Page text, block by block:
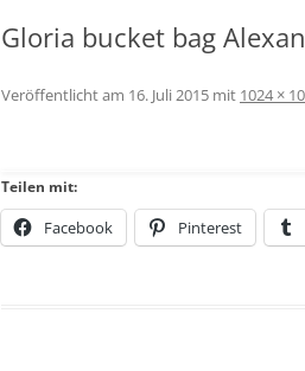
Gloria bucket bag
Veröffentlicht am 16. Juli 2015 mit 1024 ×
Teilen mit:
Facebook Pinterest